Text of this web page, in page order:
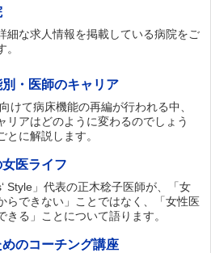
細な求人情報を掲載している病院をご
。
別・医師のキャリア
けて病床機能の再編が行われる中、
リアはどのように変わるのでしょう
とに解説します。
医ライフ
Style」代表の正木稔子医師が、「女
らできない」ことではなく、「女性医
きる」ことについて語ります。
めのコーチング講座